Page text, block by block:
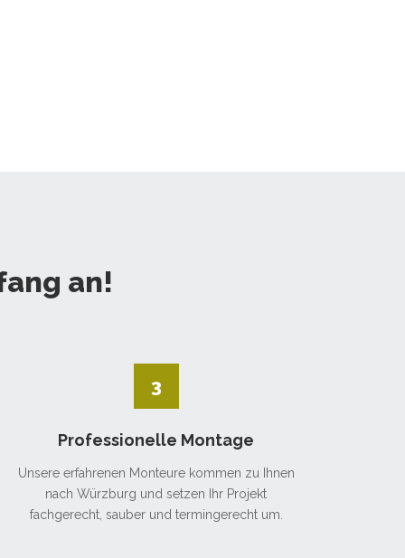
an!
3
Professionelle Montage
Unsere erfahrenen Monteure kommen zu Ihnen
nach Würzburg und setzen Ihr Projekt
fachgerecht, sauber und termingerecht um.